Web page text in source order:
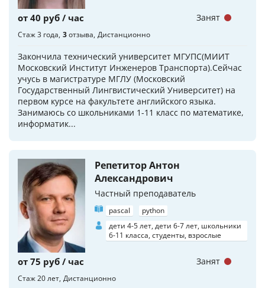
от 40 руб / час
Стаж 3 года 3отзыва Дистанционно
Закончила технический университет МГУПС(МИИТ
Московский Институт Инженеров Транспорта).Сейчас
учусь в магистратуре МГЛУ (Московский
Государственный Лингвистический Университет) на
первом курсе на факультете английского языка.
Занимаюсь со школьниками 1-11 класс по математике,
информатик...
Занят
Репетитор Антон
Александрович
Частный преподаватель
pascal
python
дети 4-5 лет, дети 6-7 лет, школьники
6-11 класса, студенты, взрослые
от 75 руб / час
Стаж 20 лет Дистанционно
Занят